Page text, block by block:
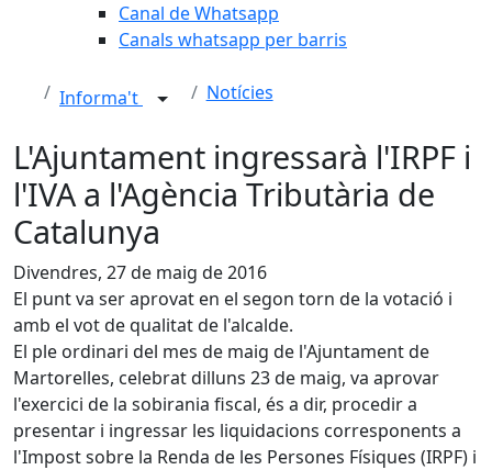
Canal de Whatsapp
Canals whatsapp per barris
Informa't Notícies
L'Ajuntament ingressarà l'IRPF i
l'IVA a l'Agència Tributària de
Catalunya
Divendres, 27 de maig de 2016
El punt va ser aprovat en el segon torn de la votació i
amb el vot de qualitat de l'alcalde.
El ple ordinari del mes de maig de l'Ajuntament de
Martorelles, celebrat dilluns 23 de maig, va aprovar
l'exercici de la sobirania fiscal, és a dir, procedir a
presentar i ingressar les liquidacions corresponents a
l'Impost sobre la Renda de les Persones Físiques (IRPF) i